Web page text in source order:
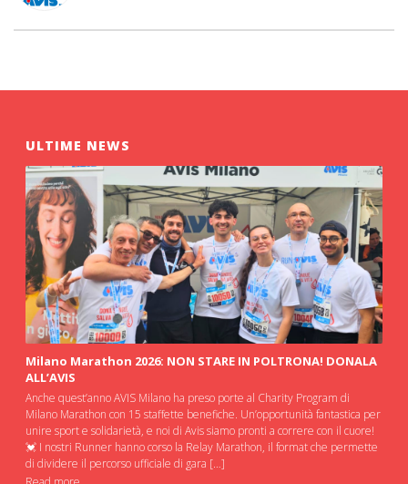
ULTIME NEWS
Milano Marathon 2026: NON STARE IN POLTRONA! DONALA
ALL’AVIS
Anche quest’anno AVIS Milano ha preso porte al Charity Program di
Milano Marathon con 15 staffette benefiche. Un’opportunità fantastica per
unire sport e solidarietà, e noi di Avis siamo pronti a correre con il cuore!
💓 I nostri Runner hanno corso la Relay Marathon, il format che permette
di dividere il percorso ufficiale di gara […]